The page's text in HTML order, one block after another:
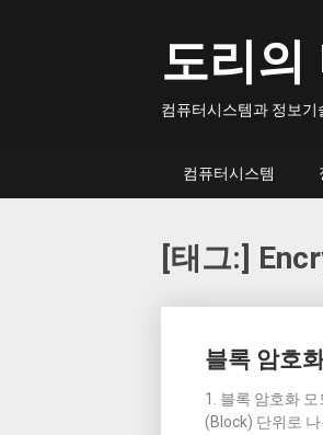
도리의
컴퓨터시스템과 정보기
컴퓨터시스템
[태그:]
블록 암호
1. 블록 암호화
(Block) 단위로
navigation